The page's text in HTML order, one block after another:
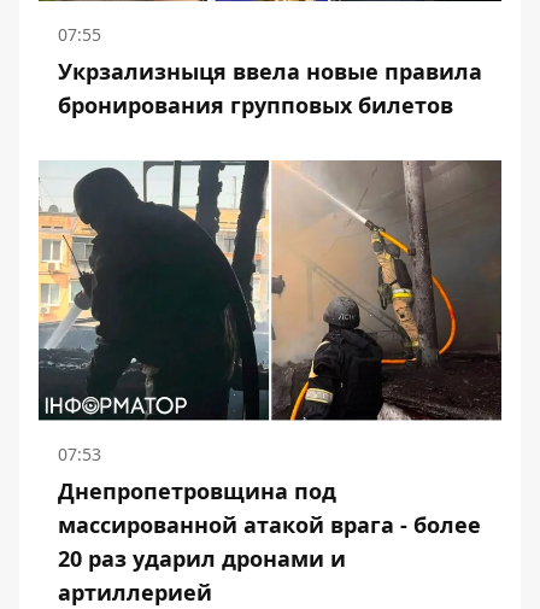
07:55
Укрзализныця ввела новые правила
бронирования групповых билетов
07:53
Днепропетровщина под
массированной атакой врага - более
20 раз ударил дронами и
артиллерией